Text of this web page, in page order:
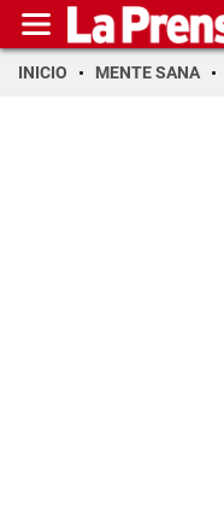
INICIO MENTE SANA